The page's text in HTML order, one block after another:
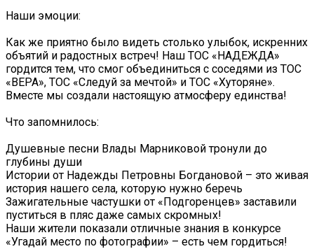
Наши эмоции:
Как же приятно было видеть столько улыбок, искренних
объятий и радостных встреч! Наш ТОС «НАДЕЖДА»
гордится тем, что смог объединиться с соседями из ТОС
«ВЕРА», ТОС «Следуй за мечтой» и ТОС «Хуторяне».
Вместе мы создали настоящую атмосферу единства!
Что запомнилось:
Душевные песни Влады Марниковой тронули до
глубины души
Истории от Надежды Петровны Богдановой – это живая
история нашего села, которую нужно беречь
Зажигательные частушки от «Подгоренцев» заставили
пуститься в пляс даже самых скромных!
Наши жители показали отличные знания в конкурсе
«Угадай место по фотографии» – есть чем гордиться!